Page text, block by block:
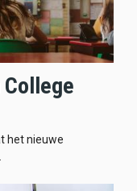
College
het nieuwe